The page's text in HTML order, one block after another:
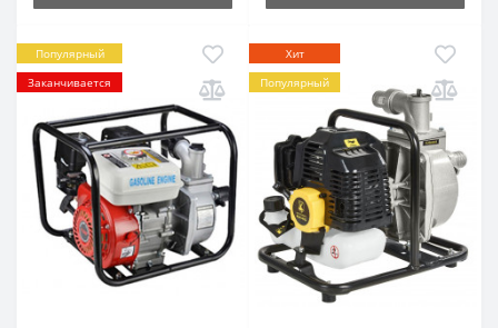
Популярный
Заканчивается
Хит
Популярный